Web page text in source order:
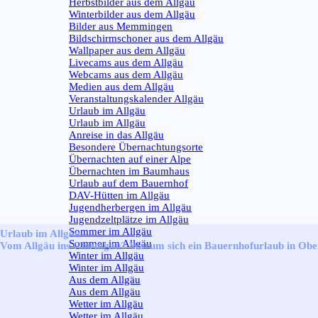
Winterbilder aus dem Allgäu
Bilder aus Memmingen
Bildschirmschoner aus dem Allgäu
Wallpaper aus dem Allgäu
Livecams aus dem Allgäu
Webcams aus dem Allgäu
Medien aus dem Allgäu
Veranstaltungskalender Allgäu
Urlaub im Allgäu
Urlaub im Allgäu
Anreise in das Allgäu
Besondere Übernachtungsorte
Übernachten auf einer Alpe
Übernachten im Baumhaus
Urlaub auf dem Bauernhof
DAV-Hütten im Allgäu
Jugendherbergen im Allgäu
Jugendzeltplätze im Allgäu
Sommer im Allgäu
Sommer im Allgäu
Winter im Allgäu
Winter im Allgäu
Aus dem Allgäu
Aus dem Allgäu
Wetter im Allgäu
Urlaub im Allgäu
Vom Allgäu ins Chiemgau? Warum sich ein Bauernhofurlaub in